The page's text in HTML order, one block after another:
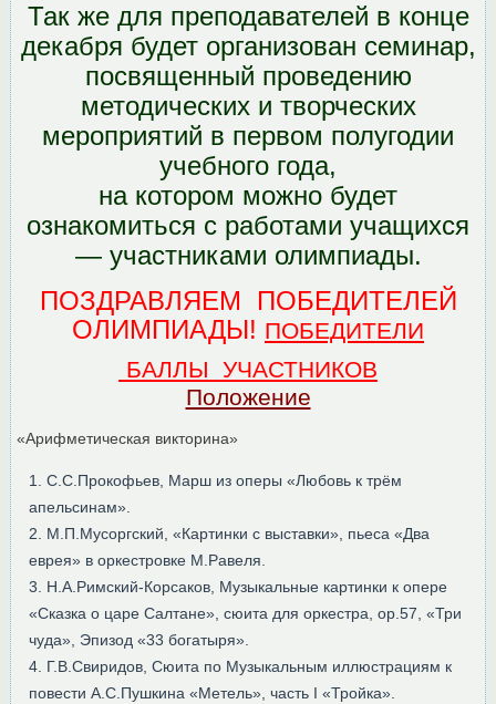
Так же для преподавателей в конце
декабря будет организован семинар,
посвященный проведению
методических и творческих
мероприятий в первом полугодии
учебного года,
на котором можно будет
ознакомиться с работами учащихся
— участниками олимпиады.
ПОЗДРАВЛЯЕМ ПОБЕДИТЕЛЕЙ
ОЛИМПИАДЫ! ПОБЕДИТЕЛИ
БАЛЛЫ УЧАСТНИКОВ
Положение
«Арифметическая викторина»
С.С.Прокофьев, Марш из оперы «Любовь к трём
апельсинам».
2. М.П.Мусоргский, «Картинки с выставки», пьеса «Два
еврея» в оркестровке М.Равеля.
3. Н.А.Римский-Корсаков, Музыкальные картинки к опере
«Сказка о царе Салтане», сюита для оркестра, оp.57, «Три
чуда», Эпизод «33 богатыря».
4. Г.В.Свиридов, Сюита по Музыкальным иллюстрациям к
повести А.С.Пушкина «Метель», часть I «Тройка».